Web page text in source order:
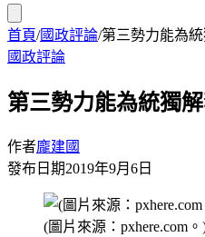
首頁/國政評論/第三勢力能為
國政評論
第三勢力能為統獨
作者龐建國
發布日期2019年9月6日
(圖片來源：pxhere.com。